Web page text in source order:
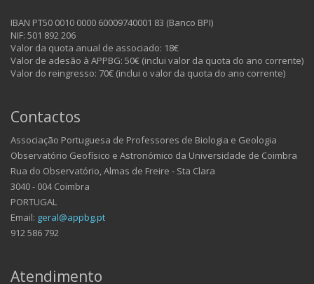
IBAN PT50 0010 0000 60009740001 83 (Banco BPI)
NIF: 501 892 206
Valor da quota anual de associado: 18€
Valor de adesão à APPBG: 50€ (inclui valor da quota do ano corrente)
Valor do reingresso: 70€ (inclui o valor da quota do ano corrente)
Contactos
Associação Portuguesa de Professores de Biologia e Geologia
Observatório Geofísico e Astronómico da Universidade de Coimbra
Rua do Observatório, Almas de Freire - Sta Clara
3040 - 004 Coimbra
PORTUGAL
Email: geral@appbg.pt
912 586 792
Atendimento